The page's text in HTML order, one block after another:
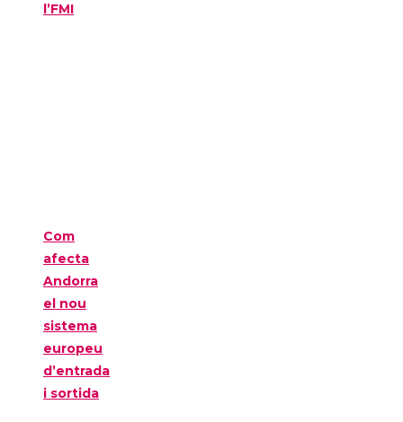
l’FMI
Com
afecta
Andorra
el nou
sistema
europeu
d’entrada
i sortida